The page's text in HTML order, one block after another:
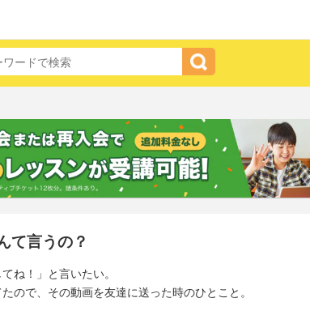
て言うの？
ね！」と言いたい。
ので、その動画を友達に送った時のひとこと。